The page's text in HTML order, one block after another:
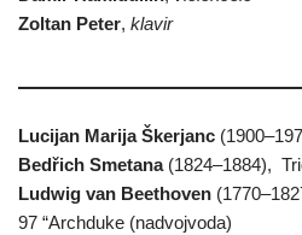
Zoltan Peter, klavir
Lucijan Marija Škerjanc
Bedřich Smetana (1824–1884),
Ludwig van Beethoven
97 “Archduke (nadvojvoda)